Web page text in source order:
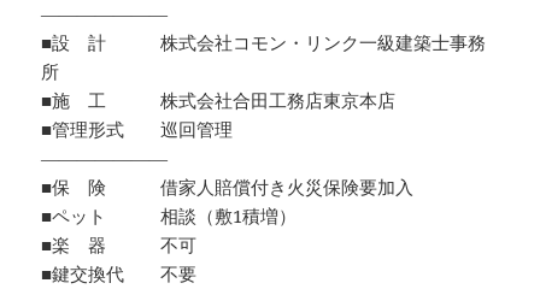
―――――――
■設 計 株式会社コモン・リンク一級建築士事務
所
■施 工 株式会社合田工務店東京本店
■管理形式 巡回管理
―――――――
■保 険 借家人賠償付き火災保険要加入
■ペット 相談（敷1積増）
■楽 器 不可
■鍵交換代 不要